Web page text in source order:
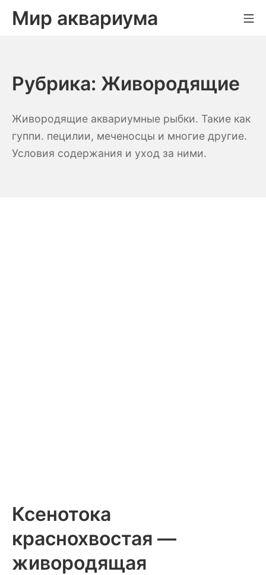
Мир аквариума
Рубрика: Живородящие
Живородящие аквариумные рыбки. Такие как
гуппи. пецилии, меченосцы и многие другие.
Условия содержания и уход за ними.
Ксенотока
краснохвостая —
живородящая